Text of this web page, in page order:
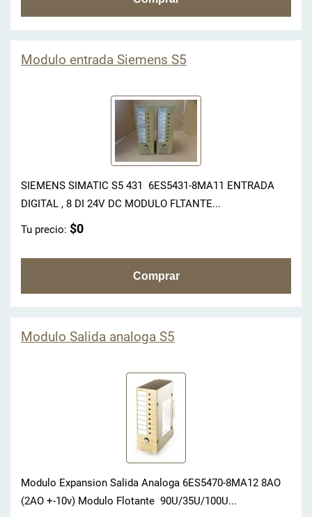
Modulo entrada Siemens S5
SIEMENS SIMATIC S5 431 6ES5431-8MA11 ENTRADA
DIGITAL , 8 DI 24V DC MODULO FLTANTE...
Tu precio: $0
Modulo Salida analoga S5
Modulo Expansion Salida Analoga 6ES5470-8MA12 8AO
(2AO +-10v) Modulo Flotante 90U/35U/100U...